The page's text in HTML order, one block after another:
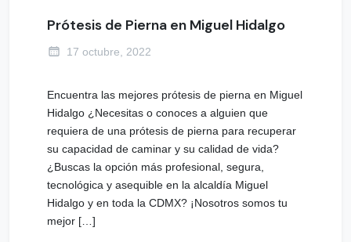
Prótesis de Pierna en Miguel Hidalgo
17 octubre, 2022
Encuentra las mejores prótesis de pierna en Miguel
Hidalgo ¿Necesitas o conoces a alguien que
requiera de una prótesis de pierna para recuperar
su capacidad de caminar y su calidad de vida?
¿Buscas la opción más profesional, segura,
tecnológica y asequible en la alcaldía Miguel
Hidalgo y en toda la CDMX? ¡Nosotros somos tu
mejor […]